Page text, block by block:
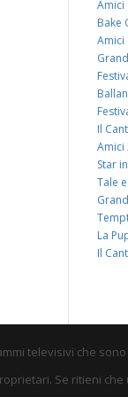
Amici
Bake
Amici
Il
Amici
Star
Tale
La
Il
televisivi che
Se ritieni